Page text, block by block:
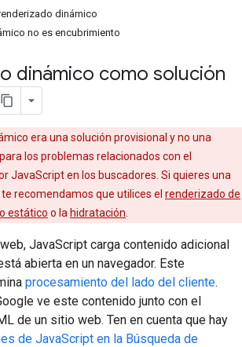
dinámico
no es encubrimiento
dinámico como solución
era una solución provisional y no una
los problemas relacionados con el
JavaScript en los buscadores. Si quieres una
recomendamos que utilices el renderizado de
estático o la hidratación
JavaScript carga contenido adicional
abierta en un navegador. Este
procesamiento del lado del cliente.
ve este contenido junto con el
de un sitio web. Ten en cuenta que hay
de JavaScript en la Búsqueda de